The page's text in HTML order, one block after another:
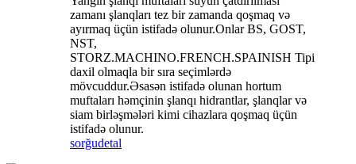
zamanı şlanqları tez bir zamanda qoşmaq və
ayırmaq üçün istifadə olunur.Onlar BS, GOST,
NST,
STORZ.MACHINO.FRENCH.SPAINISH Tipi
daxil olmaqla bir sıra seçimlərdə
mövcuddur.Əsasən istifadə olunan hortum
muftaları həmçinin şlanqı hidrantlar, şlanqlar və
siam birləşmələri kimi cihazlara qoşmaq üçün
istifadə olunur.
sorğudetal